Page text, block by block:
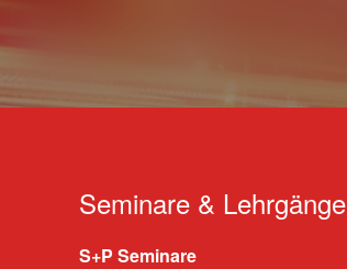
Seminare & Lehrgänge
S+P Seminare